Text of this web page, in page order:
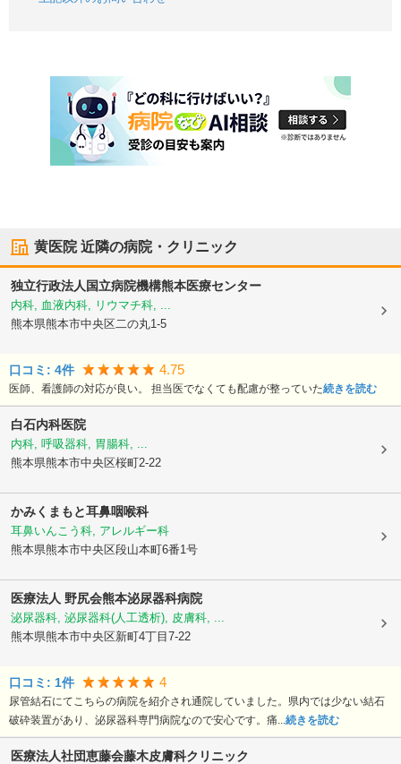
黄医院近隣の病院・クリニック
独立行政法人国立病院機構熊本医療センター
内科, 血液内科, リウマチ科, ...
熊本県熊本市中央区 二の丸1-5
口コミ: 4件 4.75
医師、看護師の対応が良い。 担当医でなくても配慮が整っていた続きを読む
白石内科医院
内科, 呼吸器科, 胃腸科, ...
熊本県熊本市中央区桜町2-22
かみくまもと耳鼻咽喉科
耳鼻いんこう科, アレルギー科
熊本県熊本市中央区段山本町6番1号
医療法人 野尻会熊本泌尿器科病院
泌尿器科, 泌尿器科(人工透析), 皮膚科, ...
熊本県熊本市中央区新町4丁目7-22
口コミ: 1件 4
尿管結石にてこちらの病院を紹介され通院していました。県内では少ない結石
破砕装置があり、泌尿器科専門病院なので安心です。痛...続きを読む
医療法人社団恵藤会藤木皮膚科クリニック